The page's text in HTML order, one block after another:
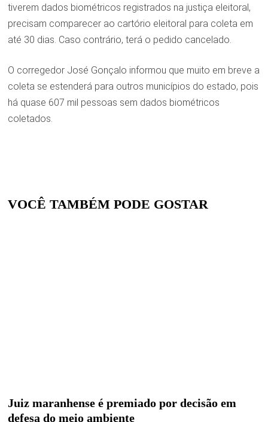
tiverem dados biométricos registrados na justiça eleitoral,
precisam comparecer ao cartório eleitoral para coleta em
até 30 dias. Caso contrário, terá o pedido cancelado.
O corregedor José Gonçalo informou que muito em breve a
coleta se estenderá para outros municípios do estado, pois
há quase 607 mil pessoas sem dados biométricos
coletados.
VOCÊ TAMBÉM PODE GOSTAR
Juiz maranhense é premiado por decisão em
defesa do meio ambiente